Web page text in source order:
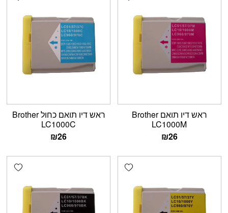
ראש דיו תואם Brother
LC1000M
₪26
ראש דיו תואם כחול Brother
LC1000C
₪26
Add wishlist